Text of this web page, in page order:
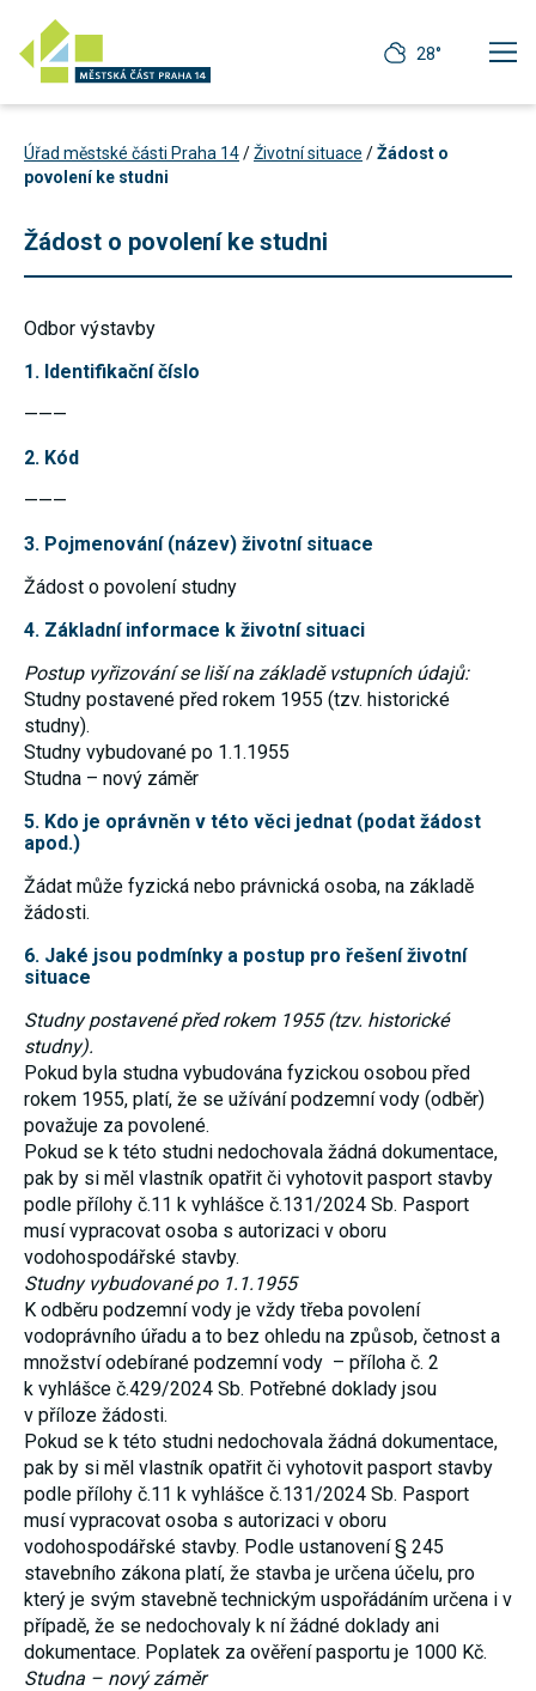
28°
Úřad městské části Praha 14/Životní situace /Žádost o
povolení ke studni
Žádost o povolení ke studni
Odbor výstavby
1. Identifikační číslo
———
2. Kód
———
3. Pojmenování (název) životní situace
Žádost o povolení studny
4. Základní informace k životní situaci
Postup vyřizování se liší na základě vstupních údajů:
Studny postavené před rokem 1955 (tzv. historické
studny).
Studny vybudované po 1.1.1955
Studna – nový záměr
5. Kdo je oprávněn v této věci jednat (podat žádost
apod.)
Žádat může fyzická nebo právnická osoba, na základě
žádosti.
6. Jaké jsou podmínky a postup pro řešení životní
situace
Studny postavené před rokem 1955 (tzv. historické
studny).
Pokud byla studna vybudována fyzickou osobou před
rokem 1955, platí, že se užívání podzemní vody (odběr)
považuje za povolené.
Pokud se k této studni nedochovala žádná dokumentace,
pak by si měl vlastník opatřit či vyhotovit pasport stavby
podle přílohy č.11 k vyhlášce č.131/2024 Sb. Pasport
musí vypracovat osoba s autorizaci v oboru
vodohospodářské stavby.
Studny vybudované po 1.1.1955
K odběru podzemní vody je vždy třeba povolení
vodoprávního úřadu a to bez ohledu na způsob, četnost a
množství odebírané podzemní vody – příloha č. 2
k vyhlášce č.429/2024 Sb. Potřebné doklady jsou
v příloze žádosti.
Pokud se k této studni nedochovala žádná dokumentace,
pak by si měl vlastník opatřit či vyhotovit pasport stavby
podle přílohy č.11 k vyhlášce č.131/2024 Sb. Pasport
musí vypracovat osoba s autorizaci v oboru
vodohospodářské stavby. Podle ustanovení § 245
stavebního zákona platí, že stavba je určena účelu, pro
který je svým stavebně technickým uspořádáním určena i v
případě, že se nedochovaly k ní žádné doklady ani
dokumentace. Poplatek za ověření pasportu je 1000 Kč.
Studna – nový záměr
nezbytné pro
funkcí, které
Nepožadujeme
Váš souhlas s
využitím
technické
individuálně
deaktivovány
Analytické
cookies
cookies nám
umožňují
měření
našeho webu
a našich
reklamních
kampaní.
Jejich pomocí
určujeme
návštěv
našich
internetových
stránek. Data
získaná
pomocí těchto
zpracováváme
souhrnně,
bez použití
identifikátorů,
které ukazují
na konkrétní
uživatelé
našeho webu.
Pokud
vypnete
používání
analytických
cookies ve